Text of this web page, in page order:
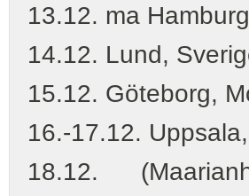
13.12. ma
14.12. Lund,
15.12. Göteborg,
16.-17.12.
18.12.